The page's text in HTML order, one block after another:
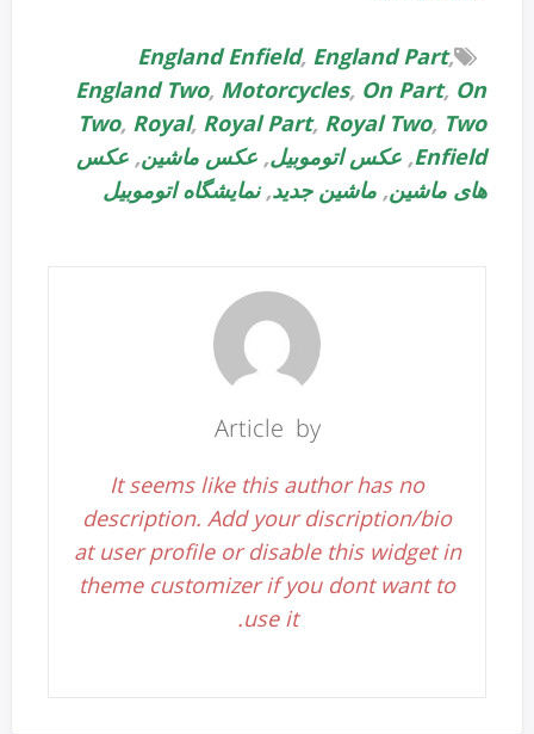
England Enfield, England Part,
England Two, Motorcycles, On Part, On
Two, Royal, Royal Part, Royal Two, Two
Enfield
, عکس اتوموبیل, عکس ماشین, عکس
های ماشین, ماشین جدید,نمایشگاه اتوموبیل
Article by
It seems like this author has no
description. Add your discription/bio
at user profile or disable this widget in
theme customizer if you dont want to
use it.